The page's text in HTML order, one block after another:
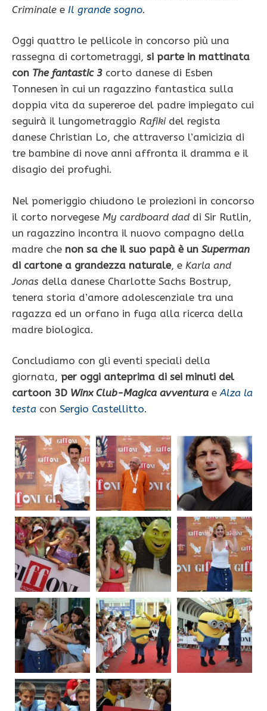
Criminale e Il grande sogno.
Oggi quattro le pellicole in concorso più una
rassegna di cortometraggi, si parte in mattinata
con The fantastic 3 corto danese di Esben
Tonnesen ìn cui un ragazzino fantastica sulla
doppia vita da supereroe del padre impiegato cui
seguirà il lungometraggio Rafikidel regista
danese Christian Lo, che attraverso l’amicizia di
tre bambine di nove anni affronta il dramma e il
disagio dei profughi.
Nel pomeriggio chiudono le proiezioni in concorso
il corto norvegese My cardboard dad di Sir Rutlin,
un ragazzino incontra il nuovo compagno della
madre che non sa che il suo papà è un Superman
di cartone a grandezza naturale, e Karla and
Jonas della danese Charlotte Sachs Bostrup,
tenera storia d’amore adolescenziale tra una
ragazza ed un orfano in fuga alla ricerca della
madre biologica.
Concludiamo con gli eventi speciali della
giornata, per oggi anteprima di sei minuti del
cartoon 3D Winx Club-Magica avventura eAlza la
testa con Sergio Castellitto.